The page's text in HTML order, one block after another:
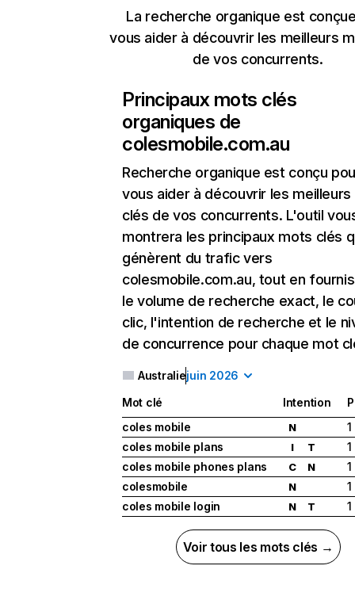
La recherche organique est
vous aider à découvrir les meilleurs
de vos concurrents.
Principaux mots clés
organiques de
colesmobile.com.au
Recherche organique est conçu
vous aider à découvrir les
clés de vos concurrents. L'outil
montrera les principaux mots clés
génèrent du trafic vers
colesmobile.com.au, tout en
le volume de recherche exact, le
clic, l'intention de recherche et le
de concurrence pour chaque mot
Australiejuin 2026
Mot clé Intention
coles mobile
N
1
coles mobile plans
I T
1
coles mobile phones plans
C N
1
colesmobile
N
1
coles mobile login
N T 1
Voir tous les mots clés →